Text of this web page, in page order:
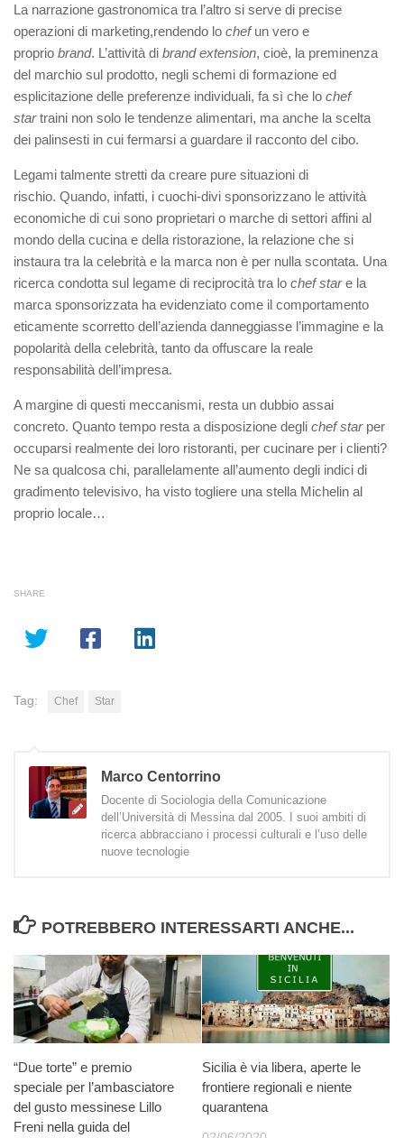
La narrazione gastronomica tra l’altro si serve di precise
operazioni di marketing,rendendo lo chefun vero e
proprio brand. L’attività di brandextension, cioè, la preminenza
del marchio sul prodotto, negli schemi di formazione ed
esplicitazione delle preferenze individuali, fa sì che lo chef
startraini non solo le tendenze alimentari, ma anche la scelta
dei palinsesti in cui fermarsi a guardare il racconto del cibo.
Legami talmente stretti da creare pure situazioni di
rischio. Quando, infatti, i cuochi-divi sponsorizzano le attività
economiche di cui sono proprietari o marche di settori affini al
mondo della cucina e della ristorazione, la relazione che si
instaura tra la celebrità e la marca non è per nulla scontata. Una
ricerca condotta sul legame di reciprocità tra lo chef stare la
marca sponsorizzata ha evidenziato come il comportamento
eticamente scorretto dell’azienda danneggiasse l’immagine e la
popolarità della celebrità, tanto da offuscare la reale
responsabilità dell’impresa.
A margine di questi meccanismi, resta un dubbio assai
concreto. Quanto tempo resta a disposizione degli chef starper
occuparsi realmente dei loro ristoranti, per cucinare per i clienti?
Ne sa qualcosa chi, parallelamente all’aumento degli indici di
gradimento televisivo, ha visto togliere una stella Michelin al
proprio locale…
SHARE
Tag: Chef Star
Marco Centorrino
Docente di Sociologia della Comunicazione
dell’Università di Messina dal 2005. I suoi ambiti di
ricerca abbracciano i processi culturali e l’uso delle
nuove tecnologie
POTREBBERO INTERESSARTI ANCHE...
“Due torte” e premio
speciale per l’ambasciatore
del gusto messinese Lillo
Freni nella guida del
Sicilia è via libera, aperte le
frontiere regionali e niente
quarantena